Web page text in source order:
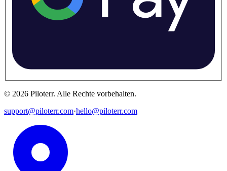
© 2026 Piloterr. Alle Rechte vorbehalten.
support@piloterr.com·hello@piloterr.com